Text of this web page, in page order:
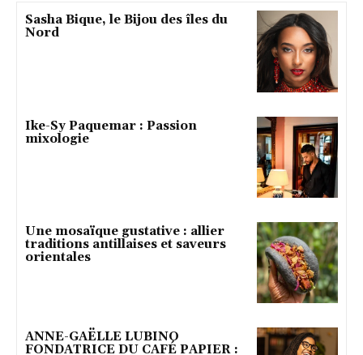
Sasha Bique, le Bijou des îles du
Nord
Ike-Sy Paquemar : Passion
mixologie
Une mosaïque gustative : allier
traditions antillaises et saveurs
orientales
ANNE-GAËLLE LUBINO
FONDATRICE DU CAFÉ PAPIER :